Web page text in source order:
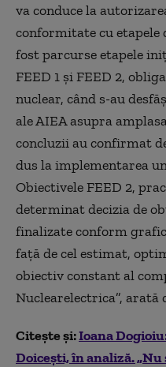
va conduce la
conformitate cu etapele
fost parcurse etapele
FEED 1 şi FEED 2,
nuclear, când s-au
ale AIEA asupra
concluzii au confirmat
dus la implementarea
Obiectivele FEED 2,
determinat decizia de
finalizate conform
faţă de cel estimat,
obiectiv constant al
Nuclearelectrica”, arată
Citește și:Ioana
Doicești, în analiză.